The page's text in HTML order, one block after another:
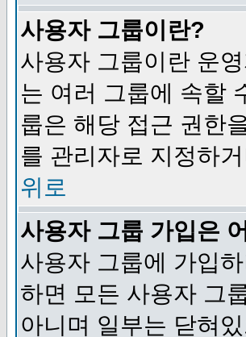
사용자 그룹이란?
사용자 그룹이란 운
는 여러 그룹에 속할
룹은 해당 접근 권한
를 관리자로 지정하
위로
사용자 그룹 가입은
사용자 그룹에 가입
하면 모든 사용자 그
아니며 일부는 닫혀